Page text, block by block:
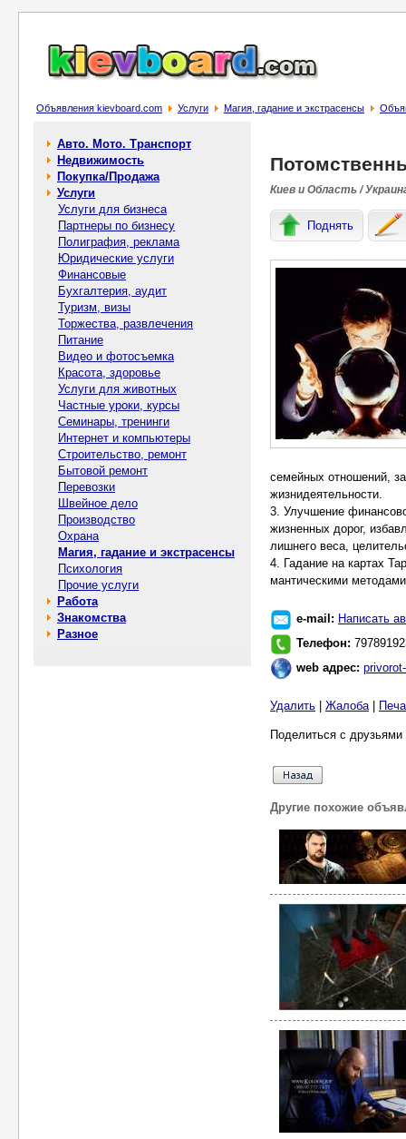
Объявления kievboard.com Услуги Магия, гадание и экстрасенсы
Авто. Мото. Транспорт
Недвижимость
Покупка/Продажа
Услуги
Услуги для бизнеса
Партнеры по бизнесу
Полиграфия, реклама
Юридические услуги
Финансовые
Бухгалтерия, аудит
Туризм, визы
Торжества, развлечения
Питание
Видео и фотосъемка
Красота, здоровье
Услуги для животных
Частные уроки, курсы
Семинары, тренинги
Интернет и компьютеры
Строительство, ремонт
Бытовой ремонт
Перевозки
Швейное дело
Производство
Охрана
Магия, гадание и экстрасенсы
Психология
Прочие услуги
Работа
Знакомства
Разное
Киев и Область /
Поднять
семейных отношений,
жизнидеятельности.
3. Улучшение
жизненных дорог,
лишнего веса,
4. Гадание на картах
мантическими
e-mail: Написать
Телефон:
web адрес:
Удалить Жалоба|
Поделиться с
Другие похожие